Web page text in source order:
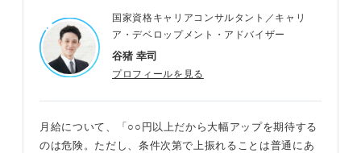
国家資格キャリアコンサルタント／キャリ
ア・デベロップメント・アドバイザー
谷猪 幸司
プロフィールを見る
月給について、「○○円以上だから大幅アップを期待する
のは危険。ただし、条件次第で上振れることは普通にあ